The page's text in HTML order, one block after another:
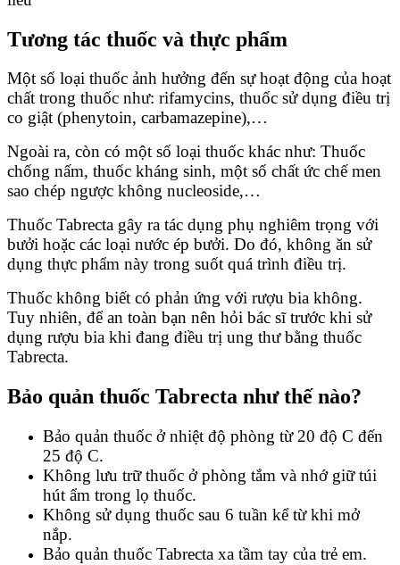
Tương tác thuốc và thực phẩm
Một số loại thuốc ảnh hưởng đến sự hoạt động của hoạt
chất trong thuốc như: rifamycins, thuốc sử dụng điều trị
co giật (phenytoin, carbamazepine),…
Ngoài ra, còn có một số loại thuốc khác như: Thuốc
chống nấm, thuốc kháng sinh, một số chất ức chế men
sao chép ngược không nucleoside,…
Thuốc Tabrecta gây ra tác dụng phụ nghiêm trọng với
bưởi hoặc các loại nước ép bưởi. Do đó, không ăn sử
dụng thực phẩm này trong suốt quá trình điều trị.
Thuốc không biết có phản ứng với rượu bia không.
Tuy nhiên, để an toàn bạn nên hỏi bác sĩ trước khi sử
dụng rượu bia khi đang điều trị ung thư bằng thuốc
Tabrecta.
Bảo quản thuốc Tabrecta như thế nào?
Bảo quản thuốc ở nhiệt độ phòng từ 20 độ C đến
25 độ C.
Không lưu trữ thuốc ở phòng tắm và nhớ giữ túi
hút ẩm trong lọ thuốc.
Không sử dụng thuốc sau 6 tuần kể từ khi mở
nắp.
Bảo quản thuốc Tabrecta xa tầm tay của trẻ em.